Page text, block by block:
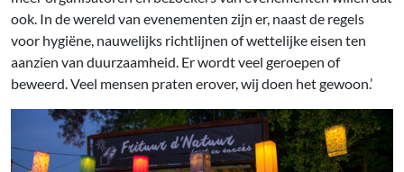
ook. In de wereld van evenementen zijn er, naast de regels
voor hygiëne, nauwelijks richtlijnen of wettelijke eisen ten
aanzien van duurzaamheid. Er wordt veel geroepen of
beweerd. Veel mensen praten erover, wij doen het gewoon.’